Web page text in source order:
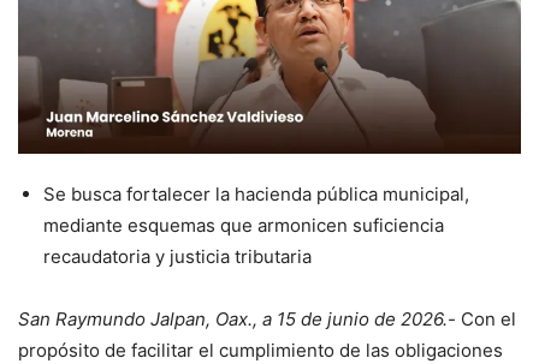
Se busca fortalecer la hacienda pública municipal,
mediante esquemas que armonicen suficiencia
recaudatoria y justicia tributaria
San Raymundo Jalpan, Oax., a 15 de junio de 2026.- Con el
propósito de facilitar el cumplimiento de las obligaciones